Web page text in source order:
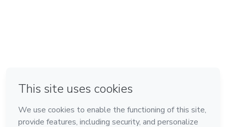
Hecho con❤ en Belo Horizonte